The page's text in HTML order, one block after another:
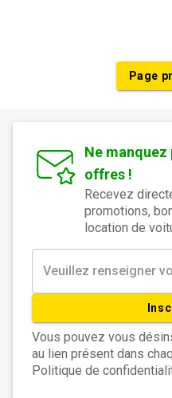
Page
Ne manquez
offres !
Recevez
promotions,
location de
Vous pouvez vous
au lien présent dans
Politique de